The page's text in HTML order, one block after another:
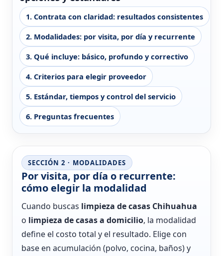
1. Contrata con claridad: resultados consistentes
2. Modalidades: por visita, por día y recurrente
3. Qué incluye: básico, profundo y correctivo
4. Criterios para elegir proveedor
5. Estándar, tiempos y control del servicio
6. Preguntas frecuentes
SECCIÓN 2 · MODALIDADES
Por visita, por día o recurrente:
cómo elegir la modalidad
Cuando buscas limpieza de casas Chihuahua
o limpieza de casas a domicilio, la modalidad
define el costo total y el resultado. Elige con
base en acumulación (polvo, cocina, baños) y